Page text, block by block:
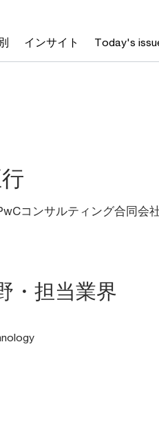
インサイト Today's
コンサルティング合同会
・担当業界